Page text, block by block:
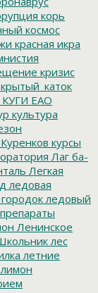
корь
космос
красная икра
кризис
крытый_каток
КУГИ ЕАО
культура
Куренков курсы
Лаг ба-
Легкая
ледовая
ледовый
Ленинское
лес
летние
лимон